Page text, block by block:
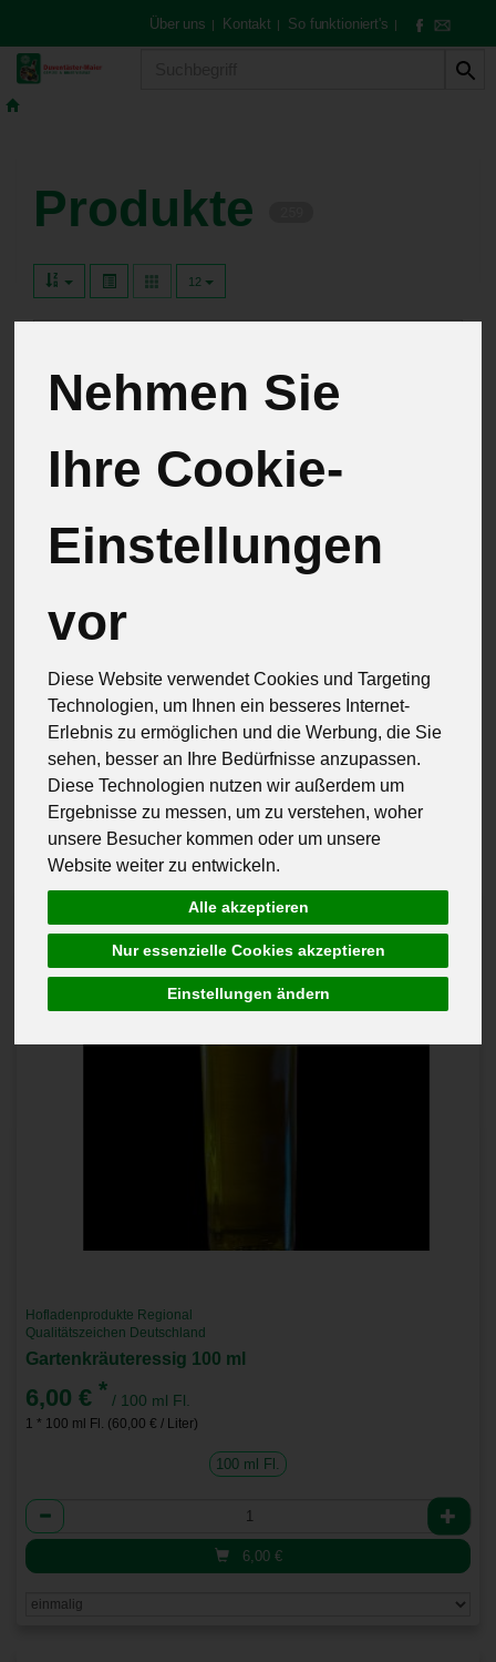
Nehmen Sie
Ihre Cookie-
Einstellungen
vor
Diese Website verwendet Cookies und Targeting
Technologien, um Ihnen ein besseres Internet-
Erlebnis zu ermöglichen und die Werbung, die Sie
sehen, besser an Ihre Bedürfnisse anzupassen.
Diese Technologien nutzen wir außerdem um
Ergebnisse zu messen, um zu verstehen, woher
unsere Besucher kommen oder um unsere
Website weiter zu entwickeln.
Alle akzeptieren
Nur essenzielle Cookies akzeptieren
Einstellungen ändern
Über uns | Kontakt | So funktioniert's |
Produkte
12
Gemüse & Obst
Feinkost & Geschenke
Hersteller Ernährung Allergene
Hofladenprodukte Regional
Qualitätszeichen Deutschland
Gartenkräuteressig 100 ml
6,00 € * / 100 ml Fl.
1 * 100 ml Fl. (60,00 € / Liter)
100 ml Fl.
Anzahl
6,00 €